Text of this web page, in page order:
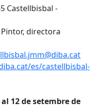
Castellbisbal -
directora
es/castellbisbal-
12 de setembre de